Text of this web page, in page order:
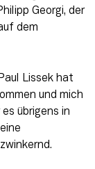
Georgi, der
dem
Lissek hat
und mich
übrigens in